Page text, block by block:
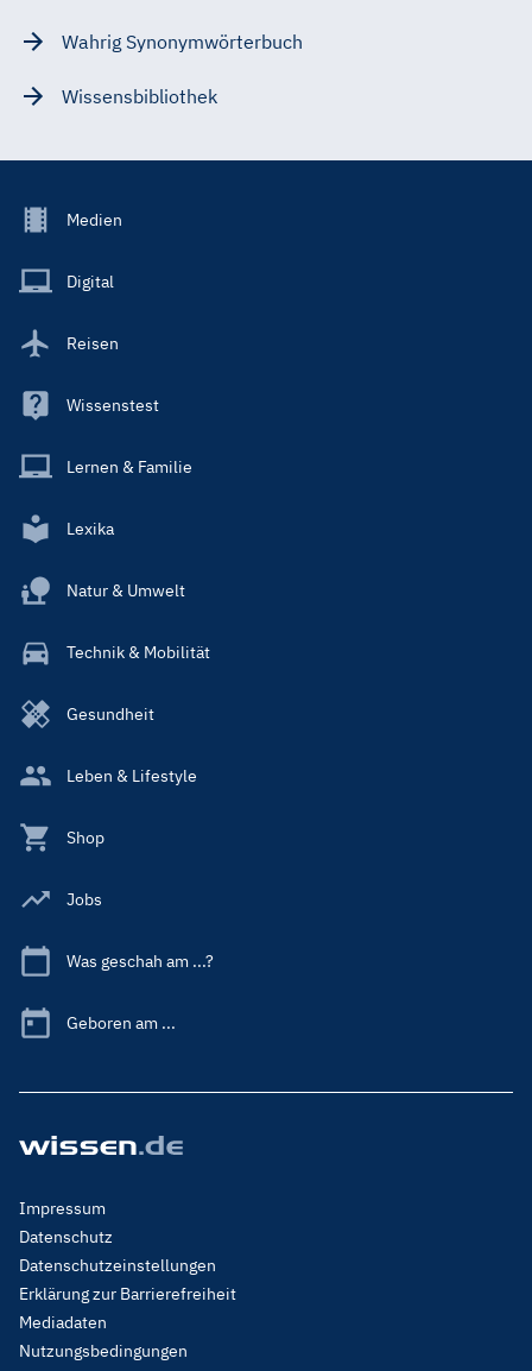
Wahrig Synonymwörterbuch
Wissensbibliothek
Footer
Main
Medien
Digital
Reisen
Wissenstest
Lernen & Familie
Lexika
Natur & Umwelt
Technik & Mobilität
Gesundheit
Leben & Lifestyle
Shop
Jobs
Was geschah am ...?
Geboren am ...
Footer
Menu
Legal
Impressum
Datenschutz
Datenschutzeinstellungen
Erklärung zur Barrierefreiheit
Mediadaten
Nutzungsbedingungen